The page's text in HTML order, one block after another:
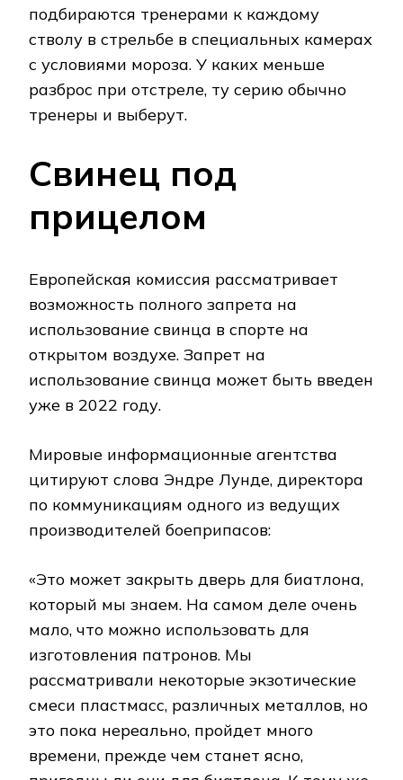
подбираются тренерами к каждому
стволу в стрельбе в специальных камерах
с условиями мороза. У каких меньше
разброс при отстреле, ту серию обычно
тренеры и выберут.
Свинец под
прицелом
Европейская комиссия рассматривает
возможность полного запрета на
использование свинца в спорте на
открытом воздухе. Запрет на
использование свинца может быть введен
уже в 2022 году.
Мировые информационные агентства
цитируют слова Эндре Лунде, директора
по коммуникациям одного из ведущих
производителей боеприпасов:
«Это может закрыть дверь для биатлона,
который мы знаем. На самом деле очень
мало, что можно использовать для
изготовления патронов. Мы
рассматривали некоторые экзотические
смеси пластмасс, различных металлов, но
это пока нереально, пройдет много
времени, прежде чем станет ясно,